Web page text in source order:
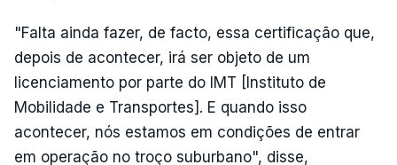
"Falta ainda fazer, de facto, essa certificação que,
depois de acontecer, irá ser objeto de um
licenciamento por parte do IMT [Instituto de
Mobilidade e Transportes]. E quando isso
acontecer, nós estamos em condições de entrar
em operação no troço suburbano", disse,